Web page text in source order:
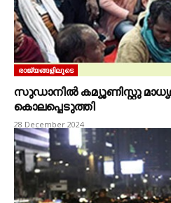
രാജ്യങ്ങളിലൂടെ
സുഡാനിൽ കമ്യൂണിസ്റ്റു
കൊലപ്പെടുത്തി
28 December 2024